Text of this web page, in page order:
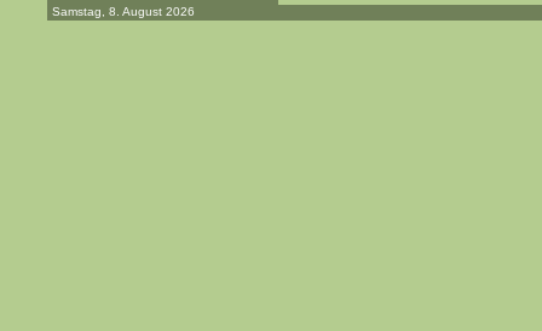
Samstag, 8. August 2026